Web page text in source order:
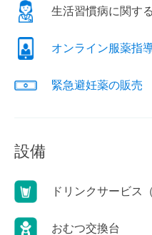
生活習慣病に関す
オンライン服薬指
緊急避妊薬の販売
設備
ドリンクサービス
おむつ交換台